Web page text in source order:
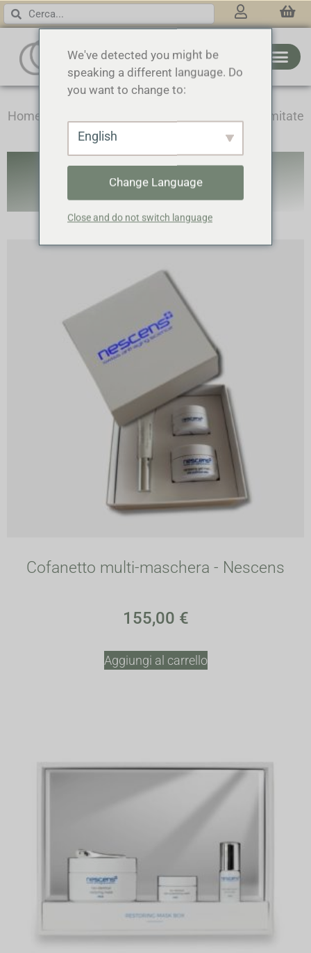
3 RINGS
Home / Cofanetti ed Edizioni Limitate
COFANETTI ED
EDIZIONI LIMITATE
Cofanetto multi-maschera - Nescens
155,00 €
Aggiungi al carrello
We've detected you might be
speaking a different language. Do
you want to change to:
English
Change Language
Close and do not switch language